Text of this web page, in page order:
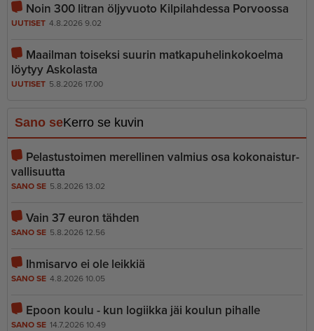
Noin 300 litran öljyvuoto Kilpilahdessa Porvoossa
UUTISET 4.8.2026 9.02
Maailman toiseksi suurin matkapu­he­lin­ko­koelma
löytyy Askolasta
UUTISET 5.8.2026 17.00
Sano seKerro se kuvin
Pelastustoimen merellinen valmius osa kokonais­tur­
val­li­suutta
SANO SE 5.8.2026 13.02
Vain 37 euron tähden
SANO SE 5.8.2026 12.56
Ihmisarvo ei ole leikkiä
SANO SE 4.8.2026 10.05
Epoon koulu - kun logiikka jäi koulun pihalle
SANO SE 14.7.2026 10.49